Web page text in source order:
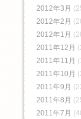
2012年3月
2012年2月
2012年1月
2011年12月
2011年11月
2011年10月
2011年9月
2011年8月
2011年7月